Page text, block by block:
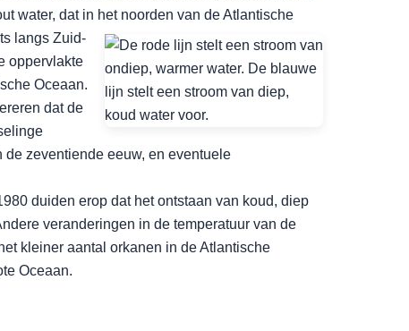
water, dat in het noorden van de Atlantische
langs Zuid-
oppervlakte
Oceaan.
dat de
zeventiende eeuw, en eventuele
duiden erop dat het ontstaan van koud, diep
veranderingen in de temperatuur van de
kleiner aantal orkanen in de Atlantische
Oceaan.